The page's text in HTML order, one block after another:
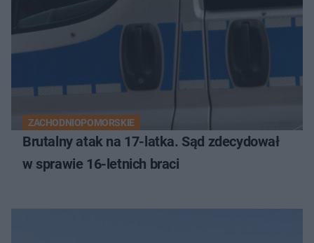
ZACHODNIOPOMORSKIE
Brutalny atak na 17-latka. Sąd zdecydował
w sprawie 16-letnich braci